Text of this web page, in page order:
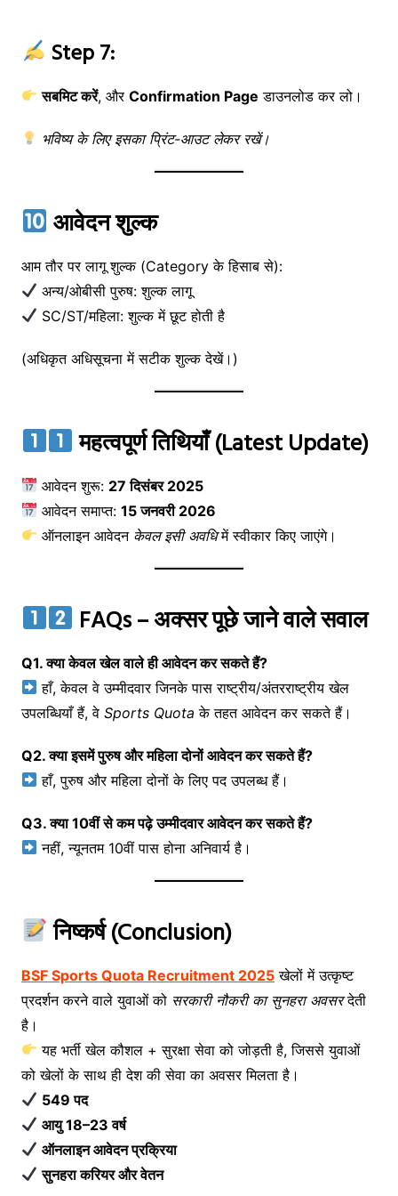
Step 7:
सबमिट करें, औरConfirmation Page डाउनलोड कर लो।
भविष्य के लिए इसका प्रिंट-आउट लेकर रखें।
आवेदन शुल्क
आम तौर पर लागू शुल्क (Category के हिसाब से):
अन्य/ओबीसी पुरुष: शुल्क लागू
SC/ST/महिला: शुल्क में छूट होती है
(अधिकृत अधिसूचना में सटीक शुल्क देखें।)
महत्वपूर्ण तिथियाँ (Latest Update)
आवेदन शुरू: 27 दिसंबर 2025
आवेदन समाप्त:15 जनवरी 2026
ऑनलाइन आवेदन केवल इसी अवधिमें स्वीकार किए जाएंगे।
FAQs – अक्सर पूछे जाने वाले सवाल
Q1. क्या केवल खेल वाले ही आवेदन कर सकते हैं?
हाँ, केवल वे उम्मीदवार जिनके पास राष्ट्रीय/अंतरराष्ट्रीय खेल
उपलब्धियाँ हैं, वे Sports Quota के तहत आवेदन कर सकते हैं।
Q2. क्या इसमें पुरुष और महिला दोनों आवेदन कर सकते हैं?
हाँ, पुरुष और महिला दोनों के लिए पद उपलब्ध हैं।
Q3. क्या 10वीं से कम पढ़े उम्मीदवार आवेदन कर सकते हैं?
नहीं, न्यूनतम 10वीं पास होना अनिवार्य है।
निष्कर्ष (Conclusion)
BSF Sports Quota Recruitment 2025खेलों में उत्कृष्ट
प्रदर्शन करने वाले युवाओं को सरकारी नौकरी का सुनहरा अवसरदेती
है।
यह भर्ती खेल कौशल + सुरक्षा सेवा को जोड़ती है, जिससे युवाओं
को खेलों के साथ ही देश की सेवा का अवसर मिलता है।
549 पद
आयु 18–23 वर्ष
ऑनलाइन आवेदन प्रक्रिया
सुनहरा करियर और वेतन